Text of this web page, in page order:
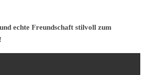
echte Freundschaft stilvoll zum